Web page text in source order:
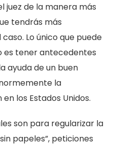
de la manera más
tendrás más
Lo único que puede
es tener antecedentes
ayuda de un buen
la
los Estados Unidos.
son para regularizar la
papeles”, peticiones